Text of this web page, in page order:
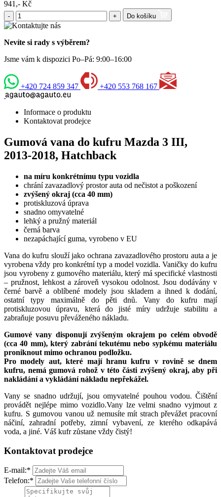
941,- Kč
- + Do košíku
Nevíte si rady s výběrem?
Jsme vám k dispozici Po–Pá: 9:00–16:00
+420 724 859 347 +420 553 768 167
Informace o produktu
Kontaktovat prodejce
Gumová vana do kufru Mazda 3 III,
2013-2018, Hatchback
na míru konkrétnímu typu vozidla
chrání zavazadlový prostor auta od nečistot a poškození
zvýšený okraj (cca 40 mm)
protiskluzová úprava
snadno omyvatelné
lehký a pružný materiál
černá barva
nezapáchající guma, vyrobeno v EU
Vana do kufru slouží jako ochrana zavazadlového prostoru auta a je
vyrobena vždy pro konkrétní typ a model vozidla. Vaničky do kufru
jsou vyrobeny z gumového materiálu, který má specifické vlastnosti
– pružnost, lehkost a zároveň vysokou odolnost. Jsou dodávány v
černé barvě a oblíbené modely jsou skladem a ihned k dodání,
ostatní typy maximálně do pěti dnů. Vany do kufru mají
protiskluzovou úpravu, která do jisté míry udržuje stabilitu a
zabraňuje posuvu převáženého nákladu.
Gumové vany disponují zvýšeným okrajem po celém obvodě
(cca 40 mm), který zabrání tekutému nebo sypkému materiálu
proniknout mimo ochranou podložku.
Pro modely aut, které mají hranu kufru v rovině se dnem
kufru, nemá gumová rohož v této části zvýšený okraj, aby při
nakládání a vykládání nákladu nepřekážel.
Vany se snadno udržují, jsou omyvatelné pouhou vodou. Čištění
provádět nejlépe mimo vozidlo.Vany lze velmi snadno vyjmout z
kufru. S gumovou vanou už nemusíte mít strach převážet pracovní
náčiní, zahradní potřeby, zimní vybavení, ze kterého odkapává
voda, a jiné. Váš kufr zůstane vždy čistý!
Kontaktovat prodejce
E-mail:*
Telefon:*